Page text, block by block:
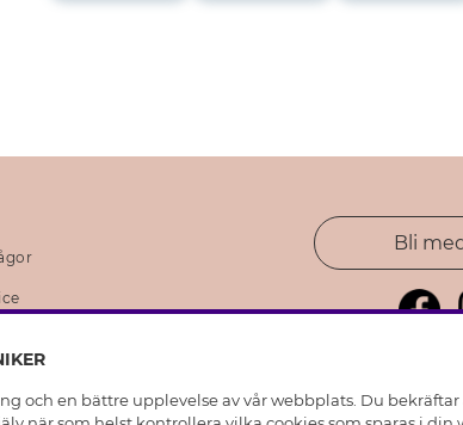
skinnhandskar
Bli
och en bättre upplevelse av vår webbplats. Du bekräftar